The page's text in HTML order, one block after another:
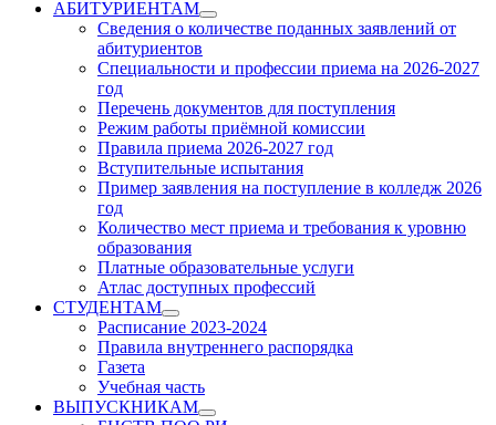
АБИТУРИЕНТАМ
Show
sub
Сведения о количестве поданных заявлений от
абитуриентов
Специальности и профессии приема на 2026-2027
год
Перечень документов для поступления
Режим работы приёмной комиссии
Правила приема 2026-2027 год
Вступительные испытания
Пример заявления на поступление в колледж 2026
год
Количество мест приема и требования к уровню
образования
Платные образовательные услуги
Атлас доступных профессий
СТУДЕНТАМ
Show
sub
menu
Расписание 2023-2024
Правила внутреннего распорядка
Газета
Учебная часть
ВЫПУСКНИКАМ
Show